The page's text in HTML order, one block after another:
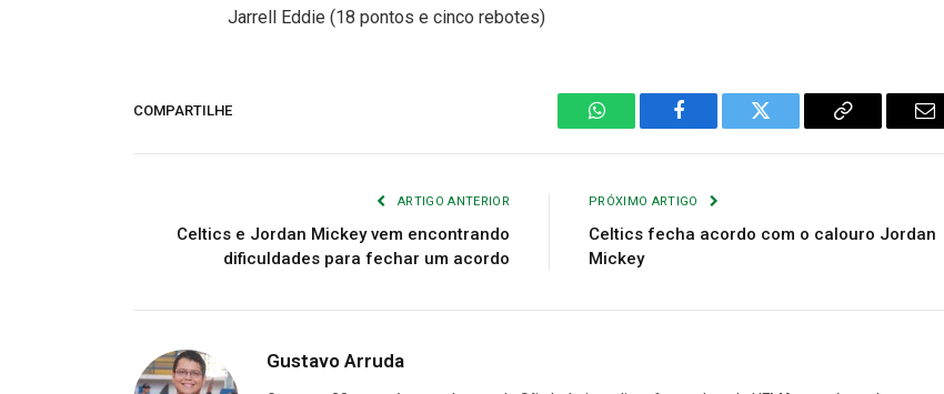
Jarrell Eddie (18 pontos e cinco rebotes)
COMPARTILHE
WhatsAppFacebook Twitter
Copiar
E-
ARTIGO ANTERIOR
Celtics e Jordan Mickey vem encontrando
dificuldades para fechar um acordo
PRÓXIMO ARTIGO
Celtics fecha acordo com o calouro Jordan
Mickey
Gustavo Arruda